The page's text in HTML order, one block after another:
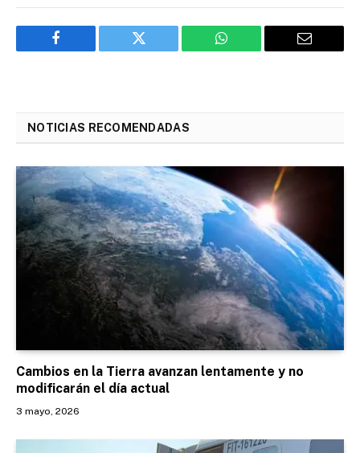
Facebook Twitter WhatsApp Email
NOTICIAS RECOMENDADAS
Cambios en la Tierra avanzan lentamente y no
modificarán el día actual
3 mayo, 2026